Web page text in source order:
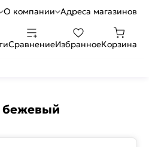
О компании Адреса магазинов
СравнениеИзбранноеКорзина
бежевый